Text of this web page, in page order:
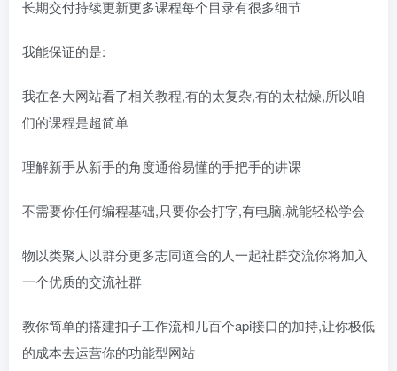
长期交付持续更新更多课程每个目录有很多细节
我能保证的是:
我在各大网站看了相关教程,有的太复杂,有的太枯燥,所以咱
们的课程是超简单
理解新手从新手的角度通俗易懂的手把手的讲课
不需要你任何编程基础,只要你会打字,有电脑,就能轻松学会
物以类聚人以群分更多志同道合的人一起社群交流你将加入
一个优质的交流社群
教你简单的搭建扣子工作流和几百个api接口的加持,让你极低
的成本去运营你的功能型网站